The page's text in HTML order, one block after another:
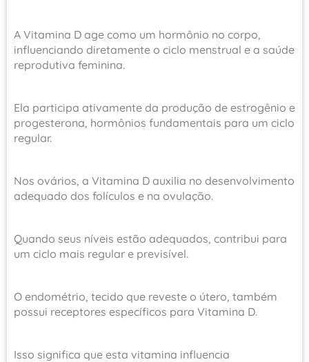
A Vitamina D age como um hormônio no corpo,
influenciando diretamente o ciclo menstrual e a saúde
reprodutiva feminina.
Ela participa ativamente da produção de estrogênio e
progesterona, hormônios fundamentais para um ciclo
regular.
Nos ovários, a Vitamina D auxilia no desenvolvimento
adequado dos folículos e na ovulação.
Quando seus níveis estão adequados, contribui para
um ciclo mais regular e previsível.
O endométrio, tecido que reveste o útero, também
possui receptores específicos para Vitamina D.
Isso significa que esta vitamina influencia